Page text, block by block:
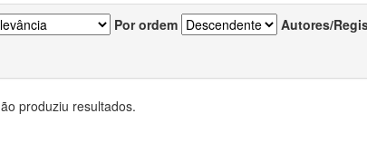
Por ordem Autores/
produziu resultados.